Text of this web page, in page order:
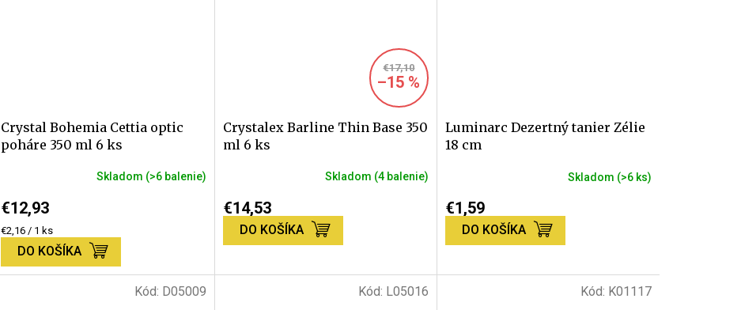
Crystal Bohemia Cettia optic
poháre 350 ml 6 ks
Skladom (>6 balenie)
€12,93
Jednotková
€2,16 / 1 ks
DO KOŠÍKA
€17,10
–15 %
Crystalex Barline Thin Base 350
ml 6 ks
Skladom (4 balenie)
€14,53
DO KOŠÍKA
Luminarc Dezertný tanier Zélie
18 cm
Skladom (>6 ks)
€1,59
DO KOŠÍKA
Kód: D05009 Kód: L05016 Kód: K01117